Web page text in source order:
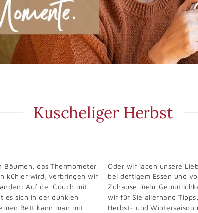
Kuscheliger Herbst
Bäumen, das Thermometer
kühler wird, verbringen wir
Auf der Couch mit
es sich in der dunklen
Bett kann man mit
Oder wir laden unsere
bei deftigem Essen und
Zuhause mehr
wir für Sie allerhand
Herbst- und Wintersaison